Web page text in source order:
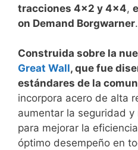
tracciones 4×2 y 4×4,
on Demand Borgwarner.
Construida sobre la
Great Wall, que fue
estándares de la
incorpora acero de alta
aumentar la seguridad
para mejorar la
óptimo desempeño en